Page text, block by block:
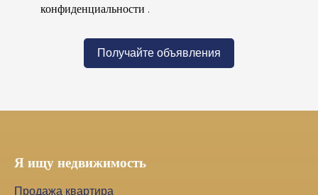
конфиденциальности .
Получайте объявления
Я ищу недвижимость
Продажа квартира